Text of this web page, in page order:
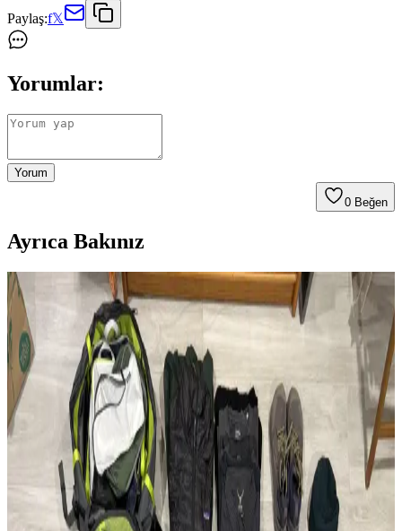
Paylaş:f𝕏
Yorumlar:
Yorum
0 Beğen
Ayrıca Bakınız
Modifiye Edilmiş Vintage REI Sırt Çantası: Hafiflik
ve Fonksiyonellik Üzerine Teknik İnceleme
Vintage REI sırt çantasının modifikasyonları, hafiflik ve
fonksiyonelliği artırarak günlük kullanım ve seyahat için optimize
edilmiştir. Teknik müdahaleler ergonomi ve dayanıklılığı
güçlendirmektedir.
Çoklu Sırt Çantası Koleksiyonu ve Onebag Seyahat
Konseptinde Kullanım İncelemesi
Çeşitli sırt çantalarının kullanım alanları, özellikleri ve onebag
seyahat konseptindeki rolleri incelenerek, ideal çanta seçimi ve
fonksiyonellik dengesi üzerine kapsamlı bilgiler sunulmaktadır.